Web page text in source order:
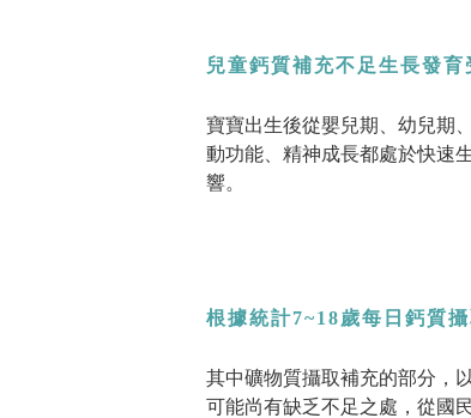
兒童鈣質補充不足生長發育
寶寶出生後從嬰兒期、幼兒期
動功能、精神成長都處於快速
響。
根據統計7~18歲每日鈣質
其中礦物質攝取補充的部分，
可能尚有缺乏不足之處，從國